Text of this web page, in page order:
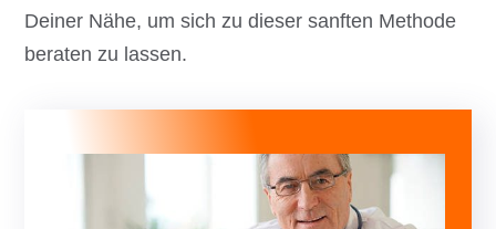
Deiner Nähe, um sich zu dieser sanften Methode
beraten zu lassen.